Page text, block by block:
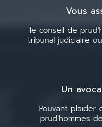
Vous
le conseil de
tribunal judiciaire
Un
Pouvant plaider
prud'hommes